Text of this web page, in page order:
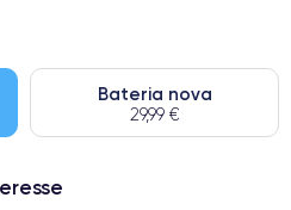
atingem a classificação
Bateria nova
29,99 €